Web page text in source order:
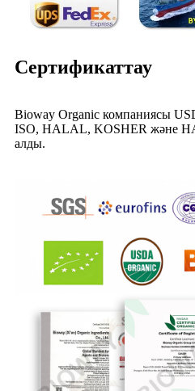
Сертификаттау
Bioway Organic компаниясы
ISO, HALAL, KOSHER және
алды.